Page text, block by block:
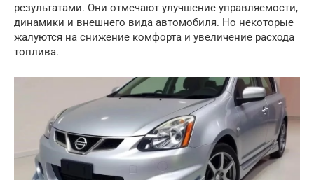
результатами. Они отмечают улучшение управляемости,
динамики и внешнего вида автомобиля. Но некоторые
жалуются на снижение комфорта и увеличение расхода
топлива.